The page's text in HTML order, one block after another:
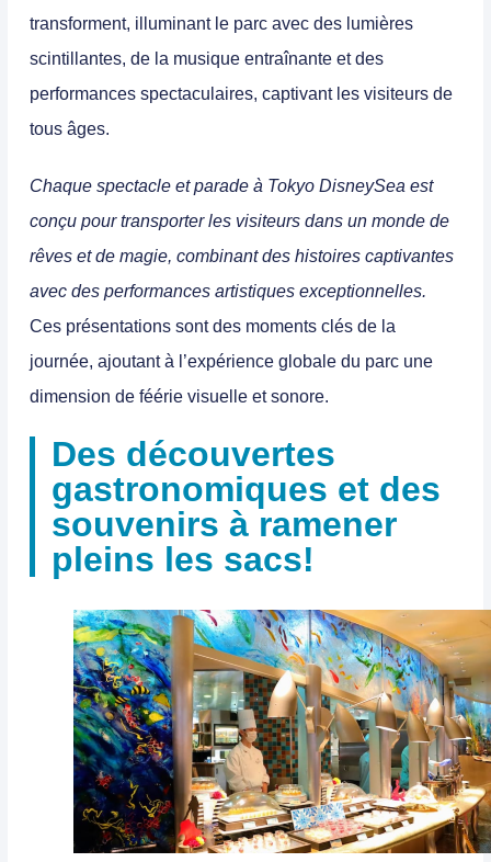
transforment, illuminant le parc avec des lumières
scintillantes, de la musique entraînante et des
performances spectaculaires, captivant les visiteurs de
tous âges.
Chaque spectacle et parade à Tokyo DisneySea est
conçu pour transporter les visiteurs dans un monde de
rêves et de magie, combinant des histoires captivantes
avec des performances artistiques exceptionnelles.
Ces présentations sont des moments clés de la
journée, ajoutant à l’expérience globale du parc une
dimension de féérie visuelle et sonore.
Des découvertes
gastronomiques et des
souvenirs à ramener
pleins les sacs!